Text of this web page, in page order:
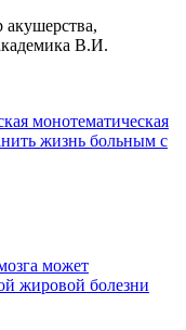
В.И.
монотематическая
жизнь больным с
может
жировой болезни